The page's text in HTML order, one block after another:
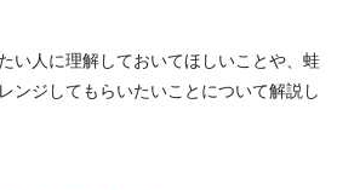
い人に理解しておいてほしいことや、蛙
ンジしてもらいたいことについて解説し